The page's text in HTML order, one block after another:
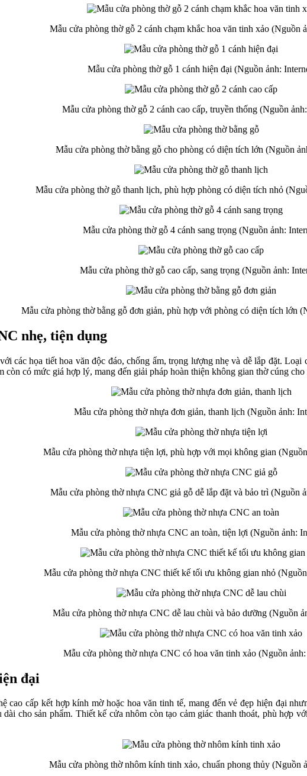
Mẫu cửa phòng thờ gỗ 2 cánh chạm khắc hoa văn tinh xảo (Nguồn
Mẫu cửa phòng thờ gỗ 1 cánh hiện đại (Nguồn ảnh:
Mẫu cửa phòng thờ gỗ 2 cánh cao cấp, truyền thống (Nguồn
Mẫu cửa phòng thờ bằng gỗ cho phòng có diện tích lớn (Nguồn
Mẫu cửa phòng thờ gỗ thanh lịch, phù hợp phòng có diện tích nhỏ
Mẫu cửa phòng thờ gỗ 4 cánh sang trọng (Nguồn ảnh:
Mẫu cửa phòng thờ gỗ cao cấp, sang trọng (Nguồn ảnh:
Mẫu cửa phòng thờ bằng gỗ đơn giản, phù hợp với phòng có diện tích lớn
nhẹ, tiện dụng
các họa tiết hoa văn độc đáo, chống ẩm, trọng lượng nhẹ và dễ lắp đặt.
còn có mức giá hợp lý, mang đến giải pháp hoàn thiện không gian thờ cúng
Mẫu cửa phòng thờ nhựa đơn giản, thanh lịch (Nguồn ảnh:
Mẫu cửa phòng thờ nhựa tiện lợi, phù hợp với mọi không gian
Mẫu cửa phòng thờ nhựa CNC giả gỗ dễ lắp đặt và bảo trì (Nguồn
Mẫu cửa phòng thờ nhựa CNC an toàn, tiện lợi (Nguồn ảnh:
Mẫu cửa phòng thờ nhựa CNC thiết kế tối ưu không gian nhỏ
Mẫu cửa phòng thờ nhựa CNC dễ lau chùi và bảo dưỡng (Nguồn
Mẫu cửa phòng thờ nhựa CNC có hoa văn tinh xảo (Nguồn
đại
cao cấp kết hợp kính mờ hoặc hoa văn tinh tế, mang đến vẻ đẹp hiện đại
cho sản phẩm. Thiết kế cửa nhôm còn tạo cảm giác thanh thoát, phù hợp
Mẫu cửa phòng thờ nhôm kính tinh xảo, chuẩn phong thủy (Nguồn